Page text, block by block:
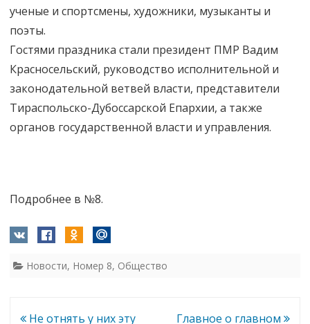
ученые и спортсмены, художники, музыканты и
поэты.
Гостями праздника стали президент ПМР Вадим
Красносельский, руководство исполнительной и
законодательной ветвей власти, представители
Тираспольско-Дубоссарской Епархии, а также
органов государственной власти и управления.
Подробнее в №8.
Новости, Номер 8, Общество
Навигация
Не отнять у них эту Главное о главном